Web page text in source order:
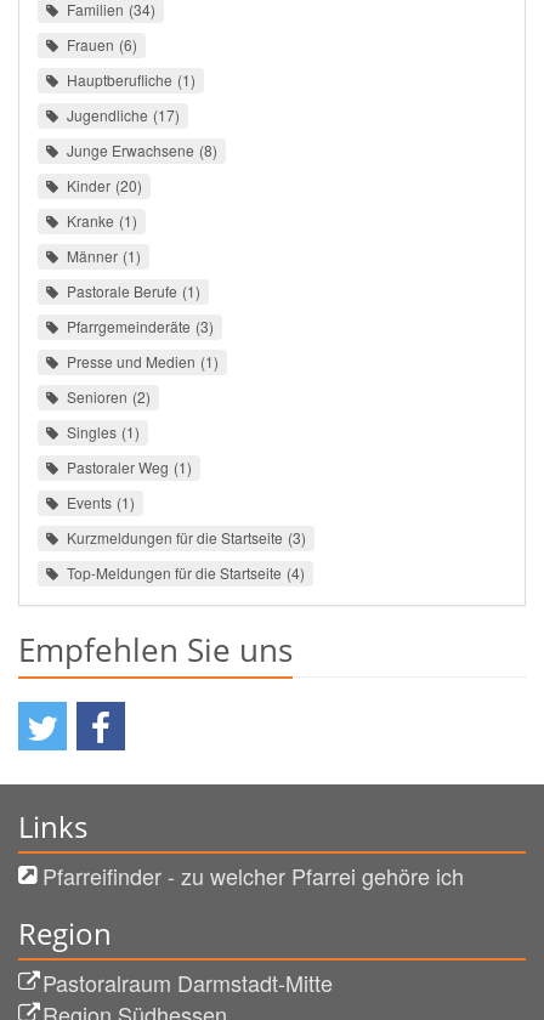
Familien 34
Frauen 6
Hauptberufliche 1
Jugendliche 17
Junge Erwachsene 8
Kinder 20
Kranke 1
Männer 1
Pastorale Berufe 1
Pfarrgemeinderäte 3
Presse und Medien 1
Senioren 2
Singles 1
Pastoraler Weg 1
Events 1
Kurzmeldungen für die Startseite 3
Top-Meldungen für die Startseite 4
Empfehlen Sie uns
Links
Pfarreifinder - zu welcher Pfarrei gehöre ich
Region
Pastoralraum Darmstadt-Mitte